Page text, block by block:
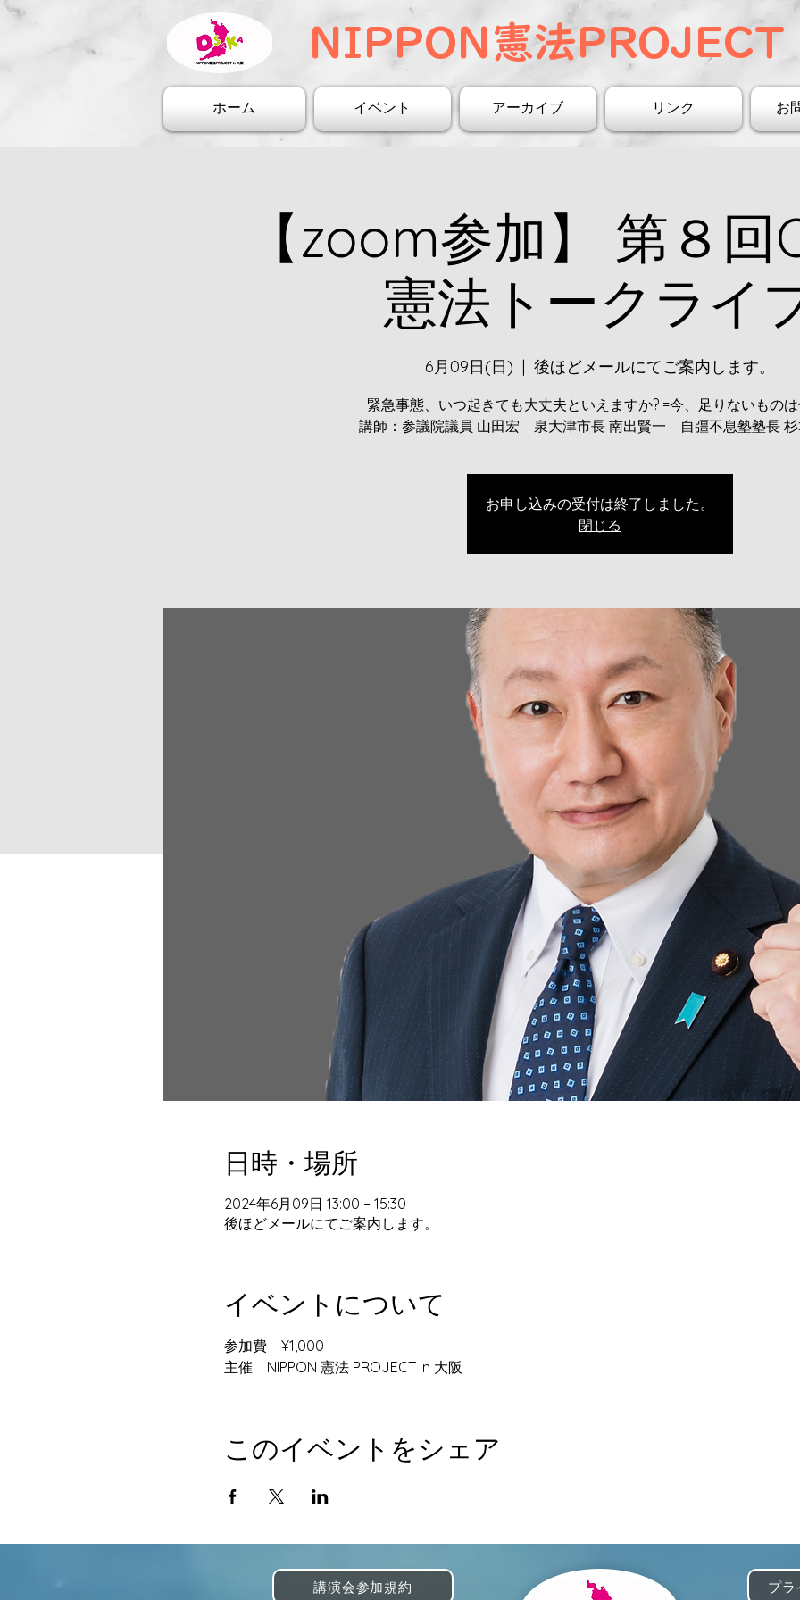
ホーム イベント アーカイブ リンク お
NIPPON憲法PROJECT
【zoom参加】 第８回
憲法トークライ
6月09日(日)
  |
後ほどメールにてご案内します。
緊急事態、いつ起きても大丈夫といえますか? =今、足りないもの
講師：参議院議員 山田宏 泉大津市長 南出賢一 自彊不息塾塾長
お申し込みの受付は終了しました。
閉じる
日時・場所
2024年6月09日 13:00 – 15:30
後ほどメールにてご案内します。
イベントについて
参加費　¥1,000
主催　NIPPON 憲法 PROJECT in 大阪
このイベントをシェア
講演会参加規約 プラ